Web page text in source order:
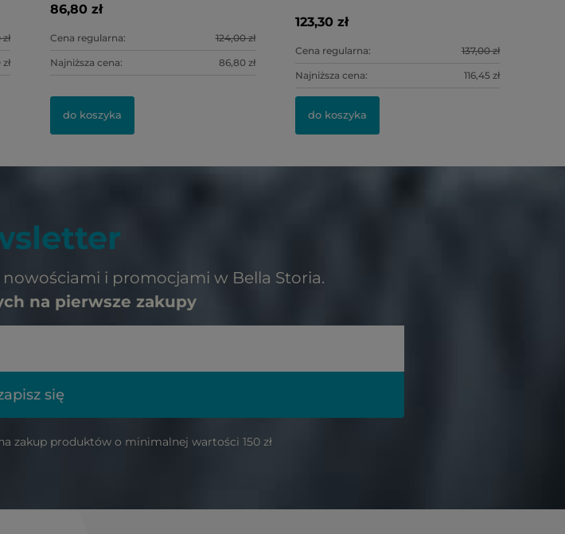
86,80 zł
Cena regularna: 124,00 zł
Najniższa cena: 86,80 zł
do koszyka
123,30 zł
Cena regularna: 137,00 zł
Najniższa cena: 116,45 zł
do koszyka
i promocjami w Bella Storia.
na pierwsze zakupy
się
zakup produktów o minimalnej wartości 150 zł